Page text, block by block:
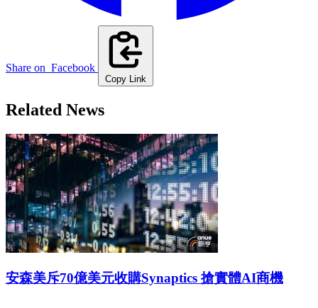
Share on Facebook
Copy Link
Related News
安森美斥70億美元收購Synaptics 搶實體AI商機